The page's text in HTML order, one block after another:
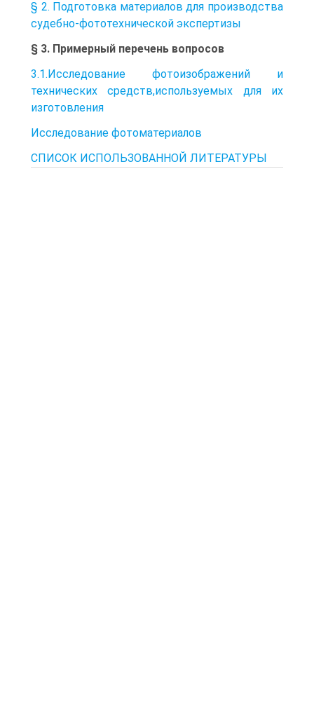
§ 2. Подготовка материалов для производства
судебно-фототехнической экспертизы
§ 3. Примерный перечень вопросов
3.1.Исследование фотоизображений и
технических средств,используемых для их
изготовления
Исследование фотоматериалов
СПИСОК ИСПОЛЬЗОВАННОЙ ЛИТЕРАТУРЫ